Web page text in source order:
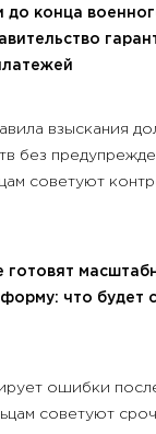
до конца
взыскания
без
советуют
готовят
что будет с
ошибки
советуют